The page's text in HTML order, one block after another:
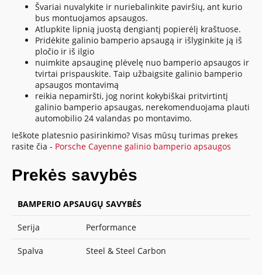
Švariai nuvalykite ir nuriebalinkite paviršių, ant kurio
bus montuojamos apsaugos.
Atlupkite lipnią juostą dengiantį popierėlį kraštuose.
Pridėkite galinio bamperio apsaugą ir išlyginkite ją iš
pločio ir iš ilgio
nuimkite apsauginę plėvelę nuo bamperio apsaugos ir
tvirtai prispauskite. Taip užbaigsite galinio bamperio
apsaugos montavimą
reikia nepamiršti, jog norint kokybiškai pritvirtintį
galinio bamperio apsaugas, nerekomenduojama plauti
automobilio 24 valandas po montavimo.
Ieškote platesnio pasirinkimo? Visas mūsų turimas prekes
rasite čia - Porsche Cayenne galinio bamperio apsaugos
Prekės savybės
BAMPERIO APSAUGŲ SAVYBĖS
Serija Performance
Spalva Steel & Steel Carbon